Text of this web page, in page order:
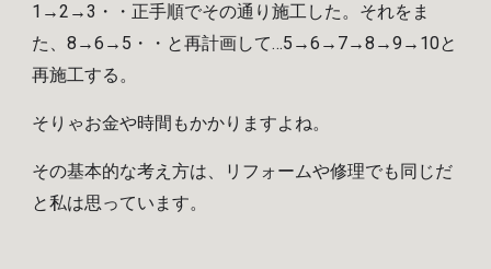
1→2→3・・正手順でその通り施工した。それをま
た、8→6→5・・と再計画して…5→6→7→8→9→10と
再施工する。
そりゃお金や時間もかかりますよね。
その基本的な考え方は、リフォームや修理でも同じだ
と私は思っています。